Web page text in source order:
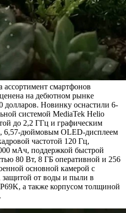
смартфонов
на дебютном рынке
долларов. Новинку оснастили 6-
системой MediaTek Helio
до 2,2 ГГц и графическим
6,57-дюймовым OLED-дисплеем
частотой 120 Гц,
мАч, поддержкой быстрой
80 Вт, 8 ГБ оперативной и 256
основной камерой с
от воды и пыли в
а также корпусом толщиной